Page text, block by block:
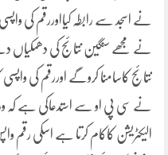
نے اسجد سے رابطہ کیااوررقم کی
نے مجھے سنگین نتائج کی دھمکیاں
نتائج کاسامنا کروگے اوررقم کی
نے سی پی او سے استدعاکی ہے کہ
الیکٹریشن کاکام کرتا ہے اسکی رقم